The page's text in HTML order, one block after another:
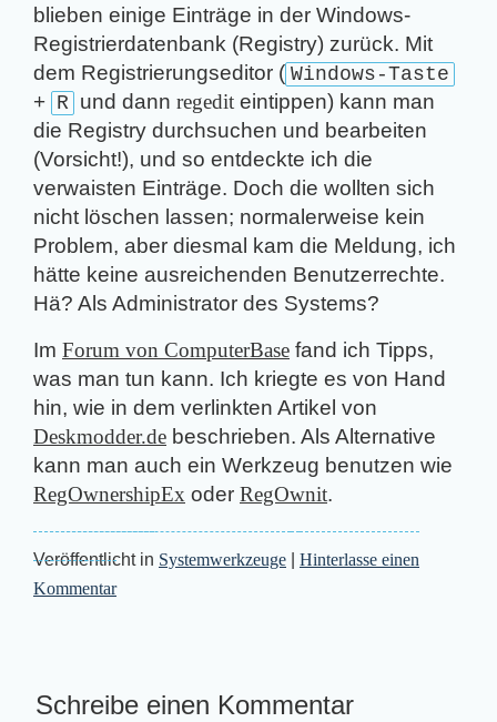
blieben einige Einträge in der Windows-
Registrierdatenbank (Registry) zurück. Mit
dem Registrierungseditor ( Windows-Taste
+ R und dann reg­edit eintippen) kann man
die Registry durchsuchen und bearbeiten
(Vorsicht!), und so entdeckte ich die
verwaisten Einträge. Doch die wollten sich
nicht löschen lassen; normalerweise kein
Problem, aber diesmal kam die Meldung, ich
hätte keine ausreichenden Benutzerrechte.
Hä? Als Administrator des Systems?
Im Forum von ComputerBase fand ich Tipps,
was man tun kann. Ich kriegte es von Hand
hin, wie in dem verlinkten Artikel von
Deskmodder.de beschrieben. Als Alternative
kann man auch ein Werkzeug benutzen wie
RegOwnershipEx oder RegOwnit.
Veröffentlicht in Systemwerkzeuge
Hinterlasse einen
Kommentar
Schreibe einen Kommentar